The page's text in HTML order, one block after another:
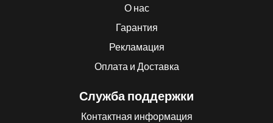
О нас
Гарантия
Рекламация
Оплата и Доставка
Служба поддержки
Контактная информация